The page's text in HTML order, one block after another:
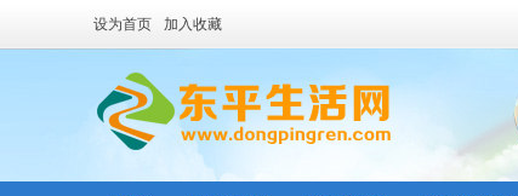
设为首页 加入收藏